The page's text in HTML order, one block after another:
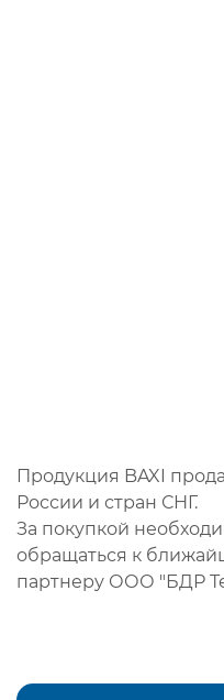
Продукция BAXI
России и стран СНГ.
За покупкой
обращаться к
партнеру ООО "БДР